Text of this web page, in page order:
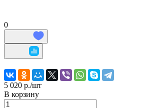
0
5 020 р./шт
В корзину